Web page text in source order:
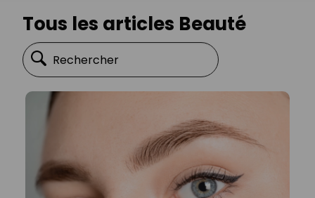
Tous les articles Beauté